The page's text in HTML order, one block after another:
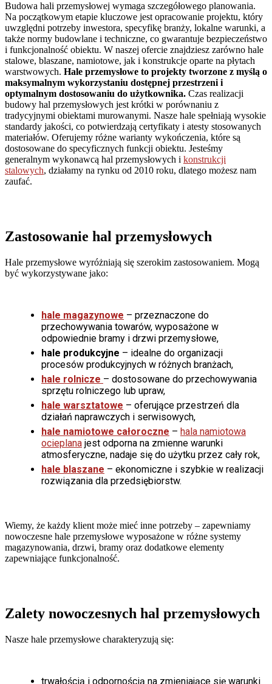
Budowa hali przemysłowej wymaga szczegółowego planowania.
Na początkowym etapie kluczowe jest opracowanie projektu, który
uwzględni potrzeby inwestora, specyfikę branży, lokalne warunki, a
także normy budowlane i techniczne, co gwarantuje bezpieczeństwo
i funkcjonalność obiektu. W naszej ofercie znajdziesz zarówno hale
stalowe, blaszane, namiotowe, jak i konstrukcje oparte na płytach
warstwowych. Hale przemysłowe to projekty tworzone z myślą o
maksymalnym wykorzystaniu dostępnej przestrzeni i
optymalnym dostosowaniu do użytkownika. Czas realizacji
budowy hal przemysłowych jest krótki w porównaniu z
tradycyjnymi obiektami murowanymi. Nasze hale spełniają wysokie
standardy jakości, co potwierdzają certyfikaty i atesty stosowanych
materiałów. Oferujemy różne warianty wykończenia, które są
dostosowane do specyficznych funkcji obiektu. Jesteśmy
generalnym wykonawcą hal przemysłowych i konstrukcji
stalowych, działamy na rynku od 2010 roku, dlatego możesz nam
zaufać.
Zastosowanie hal przemysłowych
Hale przemysłowe wyróżniają się szerokim zastosowaniem. Mogą
być wykorzystywane jako:
hale magazynowe – przeznaczone do
przechowywania towarów, wyposażone w
odpowiednie bramy i drzwi przemysłowe,
hale produkcyjne – idealne do organizacji
procesów produkcyjnych w różnych branżach,
hale rolnicze – dostosowane do przechowywania
sprzętu rolniczego lub upraw,
hale warsztatowe – oferujące przestrzeń dla
działań naprawczych i serwisowych,
hale namiotowe całoroczne – hala namiotowa
ocieplana jest odporna na zmienne warunki
atmosferyczne, nadaje się do użytku przez cały rok,
hale blaszane – ekonomiczne i szybkie w realizacji
rozwiązania dla przedsiębiorstw.
Wiemy, że każdy klient może mieć inne potrzeby – zapewniamy
nowoczesne hale przemysłowe wyposażone w różne systemy
magazynowania, drzwi, bramy oraz dodatkowe elementy
zapewniające funkcjonalność.
Zalety nowoczesnych hal przemysłowych
Nasze hale przemysłowe charakteryzują się:
trwałością i odpornością na zmieniające się warunki